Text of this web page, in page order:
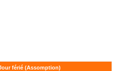
férié (Assomption)